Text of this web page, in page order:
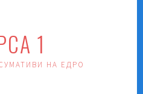
1
НА ЕДРО